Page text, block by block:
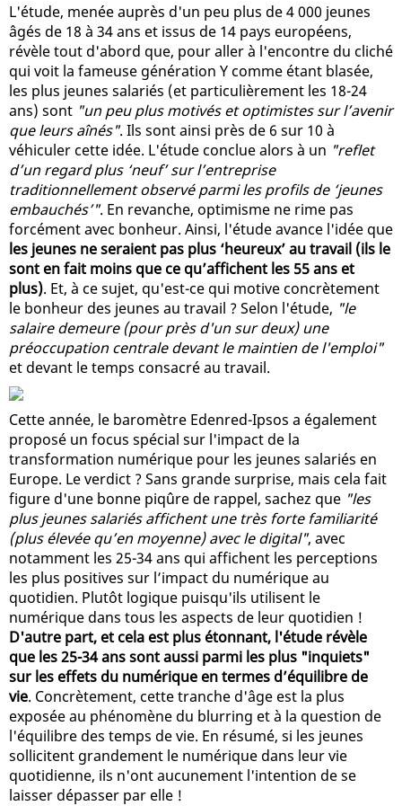
L'étude, menée auprès d'un peu plus de 4 000 jeunes
âgés de 18 à 34 ans et issus de 14 pays européens,
révèle tout d'abord que, pour aller à l'encontre du cliché
qui voit la fameuse génération Y comme étant blasée,
les plus jeunes salariés (et particulièrement les 18-24
ans) sont "un peu plus motivés et optimistes sur l’avenir
que leurs aînés". Ils sont ainsi près de 6 sur 10 à
véhiculer cette idée. L'étude conclue alors à un "reflet
d’un regard plus ‘neuf’ sur l’entreprise
traditionnellement observé parmi les profils de ‘jeunes
embauchés’". En revanche, optimisme ne rime pas
forcément avec bonheur. Ainsi, l'étude avance l'idée que
les jeunes ne seraient pas plus ‘heureux’ au travail (ils le
sont en fait moins que ce qu’affichent les 55 ans et
plus). Et, à ce sujet, qu'est-ce qui motive concrètement
le bonheur des jeunes au travail ? Selon l'étude, "le
salaire demeure (pour près d'un sur deux) une
préoccupation centrale devant le maintien de l'emploi"
et devant le temps consacré au travail.
Cette année, le baromètre Edenred-Ipsos a également
proposé un focus spécial sur l'impact de la
transformation numérique pour les jeunes salariés en
Europe. Le verdict ? Sans grande surprise, mais cela fait
figure d'une bonne piqûre de rappel, sachez que "les
plus jeunes salariés affichent une très forte familiarité
(plus élevée qu’en moyenne) avec le digital", avec
notamment les 25-34 ans qui affichent les perceptions
les plus positives sur l’impact du numérique au
quotidien. Plutôt logique puisqu'ils utilisent le
numérique dans tous les aspects de leur quotidien !
D'autre part, et cela est plus étonnant, l'étude révèle
que les 25-34 ans sont aussi parmi les plus "inquiets"
sur les effets du numérique en termes d’équilibre de
vie. Concrètement, cette tranche d'âge est la plus
exposée au phénomène du blurring et à la question de
l'équilibre des temps de vie. En résumé, si les jeunes
sollicitent grandement le numérique dans leur vie
quotidienne, ils n'ont aucunement l'intention de se
laisser dépasser par elle !